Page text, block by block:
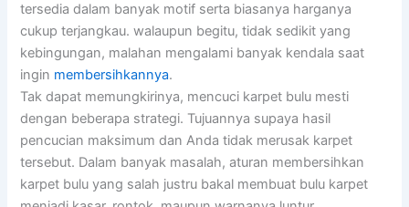
tersedia dalam banyak motif serta biasanya harganya
cukup terjangkau. walaupun begitu, tidak sedikit yang
kebingungan, malahan mengalami banyak kendala saat
ingin membersihkannya.
Tak dapat memungkirinya, mencuci karpet bulu mesti
dengan beberapa strategi. Tujuannya supaya hasil
pencucian maksimum dan Anda tidak merusak karpet
tersebut. Dalam banyak masalah, aturan membersihkan
karpet bulu yang salah justru bakal membuat bulu karpet